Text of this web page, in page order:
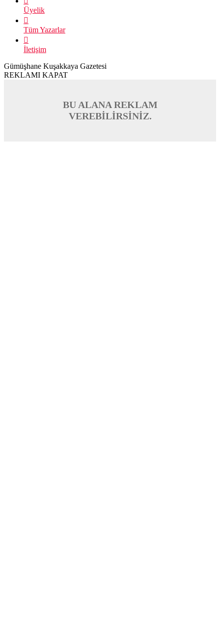
Üyelik
Tüm Yazarlar
İletişim
Gümüşhane Kuşakkaya Gazetesi
REKLAMI KAPAT
BU ALANA REKLAM
VEREBİLİRSİNİZ.